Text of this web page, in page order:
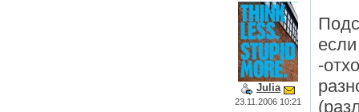
Julia
23.11.2006 10:21
-